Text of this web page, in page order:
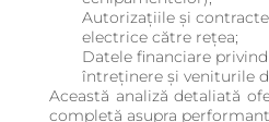
Autorizațiile și
electrice către rețea;
Datele financiare
întreținere și veniturile
Această analiză detaliată
completă asupra